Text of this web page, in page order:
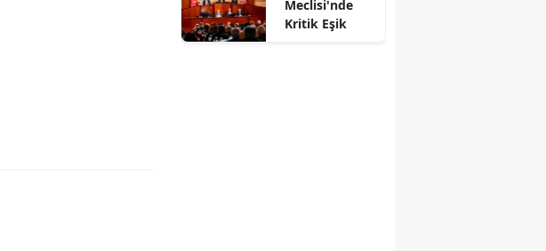
Meclisi'nde
Kritik Eşik